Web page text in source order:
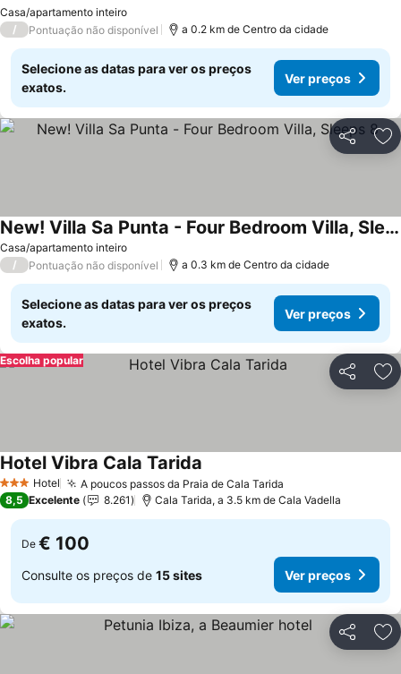
Casa/apartamento inteiro
/ Pontuação não disponível a 0.2 km de Centro da cidade
Selecione as datas para ver os preços
exatos.
Ver preços
Partilhar
Casa/apartamento inteiro
New! Villa Sa Punta - Four Bedroom Villa, Sleeps 8
/ Pontuação não disponível a 0.3 km de Centro da cidade
Selecione as datas para ver os preços
exatos.
Ver preços
Partilhar
Escolha popular
3 EstrelasHotel A poucos passos da Praia de Cala Tarida
Hotel Vibra Cala Tarida
8,5 Excelente 8.261 Cala Tarida, a 3.5 km de Cala Vadella
De € 100
Consulte os preços de 15 sites Ver preços
Partilhar